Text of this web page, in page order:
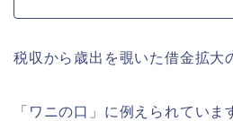
税収から歳出を覗いた借金拡大
「ワニの口」に例えられていま